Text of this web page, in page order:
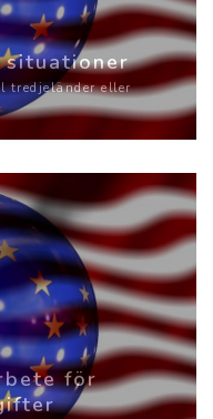
situationer
tredjeländer eller
för